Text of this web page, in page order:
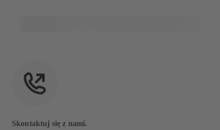
Skontaktuj się z nami.